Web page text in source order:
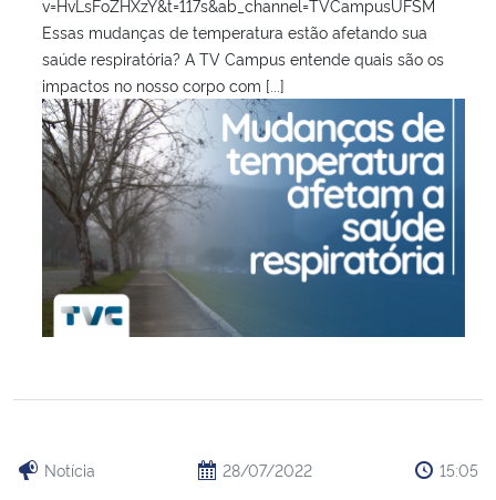
v=HvLsFoZHXzY&t=117s&ab_channel=TVCampusUFSM
Essas mudanças de temperatura estão afetando sua
saúde respiratória? A TV Campus entende quais são os
impactos no nosso corpo com [...]
Notícia 28/07/2022 15:05